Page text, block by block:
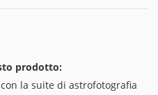
prodotto: